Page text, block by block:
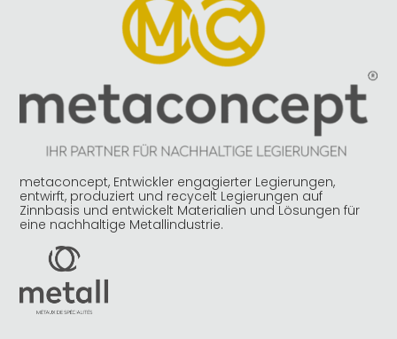
metaconcept, Entwickler engagierter Legierungen,
entwirft, produziert und recycelt Legierungen auf
Zinnbasis und entwickelt Materialien und Lösungen für
eine nachhaltige Metallindustrie.